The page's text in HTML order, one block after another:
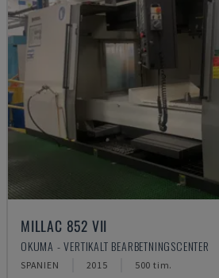
MILLAC 852 VII
OKUMA - VERTIKALT BEARBETNINGSCENTER
SPANIEN 2015 500 tim.